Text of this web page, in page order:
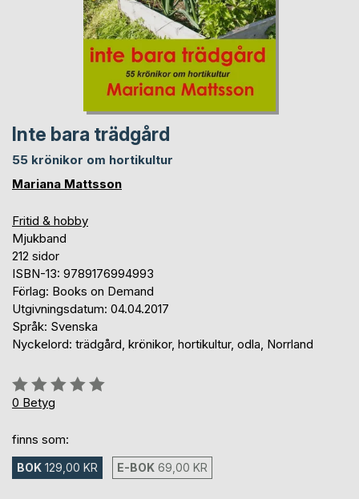
Inte bara trädgård
55 krönikor om hortikultur
Mariana Mattsson
Fritid & hobby
Mjukband
212 sidor
ISBN-13: 9789176994993
Förlag: Books on Demand
Utgivningsdatum: 04.04.2017
Språk: Svenska
Nyckelord: trädgård, krönikor, hortikultur, odla, Norrland
Betyg::
0%
0 Betyg
finns som:
BOK 129,00 KR E-BOK 69,00 KR